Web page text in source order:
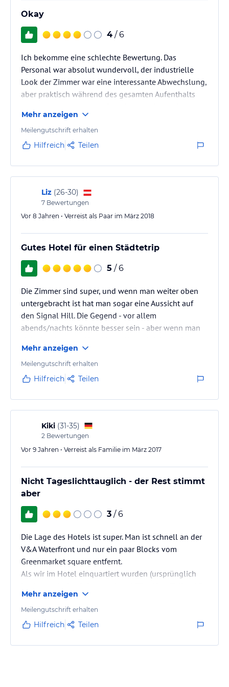
Okay
4 / 6
Ich bekomme eine schlechte Bewertung. Das
Personal war absolut wundervoll, der industrielle
Look der Zimmer war eine interessante Abwechslung,
aber praktisch während des gesamten Aufenthalts
Badezimmer aus. Die Belüftung half nicht und die
eingeschaltete Klimaanlage half nur teilweise.
Mehr anzeigen
Meilengutschrift erhalten
Hilfreich Teilen
Liz (26-30)
7 Bewertungen
Vor 8 Jahren • Verreist als Paar im März 2018
Gutes Hotel für einen Städtetrip
5 / 6
Die Zimmer sind super, und wenn man weiter oben
untergebracht ist hat man sogar eine Aussicht auf
den Signal Hill. Die Gegend - vor allem
abends/nachts könnte besser sein - aber wenn man
zurückbringen lässt ist auch das egal :) insgesamt ist
die Lage aber ok! Das Frühstück ist ausreichend. Für
einen Städtetrip kann man das Hotel aber jedenfalls
Mehr anzeigen
Meilengutschrift erhalten
Hilfreich Teilen
Kiki (31-35)
2 Bewertungen
Vor 9 Jahren • Verreist als Familie im März 2017
Nicht Tageslichttauglich - der Rest stimmt
aber
3 / 6
Die Lage des Hotels ist super. Man ist schnell an der
V&A Waterfront und nur ein paar Blocks vom
Greenmarket square entfernt.
Als wir im Hotel einquartiert wurden (ursprünglich
war dieses gerade frisch renoviert worden, was sich
im Baudreck im Zimmer widerspiegelte. Selbst nach
Bitte erneut (vor allem das Bad) zu reinigen, wurde es
unsere Kulturtaschen gefegt. Eine Entschuldigung
Mehr anzeigen
Meilengutschrift erhalten
Hilfreich Teilen